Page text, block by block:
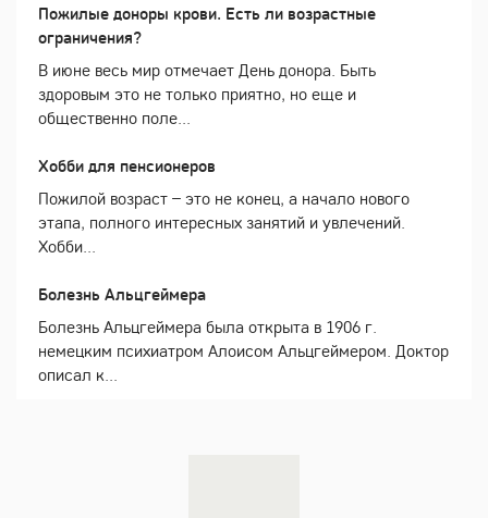
Пожилые доноры крови. Есть ли возрастные
ограничения?
В июне весь мир отмечает День донора. Быть
здоровым это не только приятно, но еще и
общественно поле...
Хобби для пенсионеров
Пожилой возраст – это не конец, а начало нового
этапа, полного интересных занятий и увлечений.
Хобби...
Болезнь Альцгеймера
Болезнь Альцгеймера была открыта в 1906 г.
немецким психиатром Алоисом Альцгеймером. Доктор
описал к...